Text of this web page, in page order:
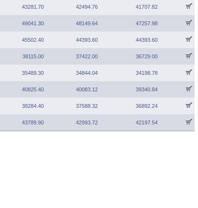
43281.70 42494.76 41707.82
49041.30 48149.64 47257.98
45502.40 44393.60 44393.60
38115.00 37422.00 36729.00
35489.30 34844.04 34198.78
40825.40 40083.12 39340.84
38284.40 37588.32 36892.24
43789.90 42993.72 42197.54